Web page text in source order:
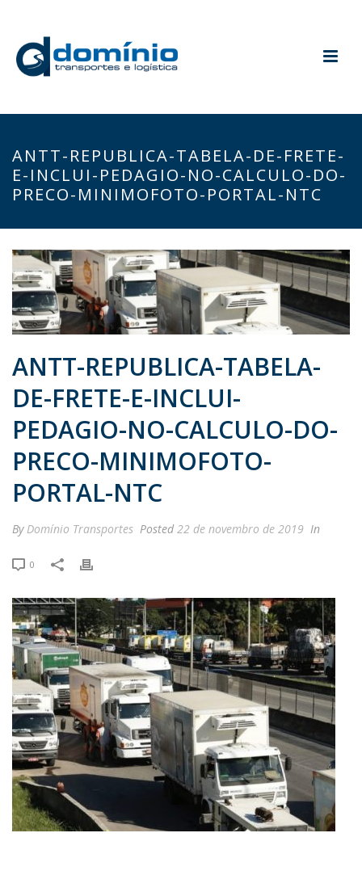
ANTT-REPUBLICA-TABELA-DE-FRETE-
E-INCLUI-PEDAGIO-NO-CALCULO-DO-
PRECO-MINIMOFOTO-PORTAL-NTC
ANTT-REPUBLICA-TABELA-
DE-FRETE-E-INCLUI-
PEDAGIO-NO-CALCULO-DO-
PRECO-MINIMOFOTO-
PORTAL-NTC
By Domínio Transportes Posted 22 de novembro de 2019 In
0